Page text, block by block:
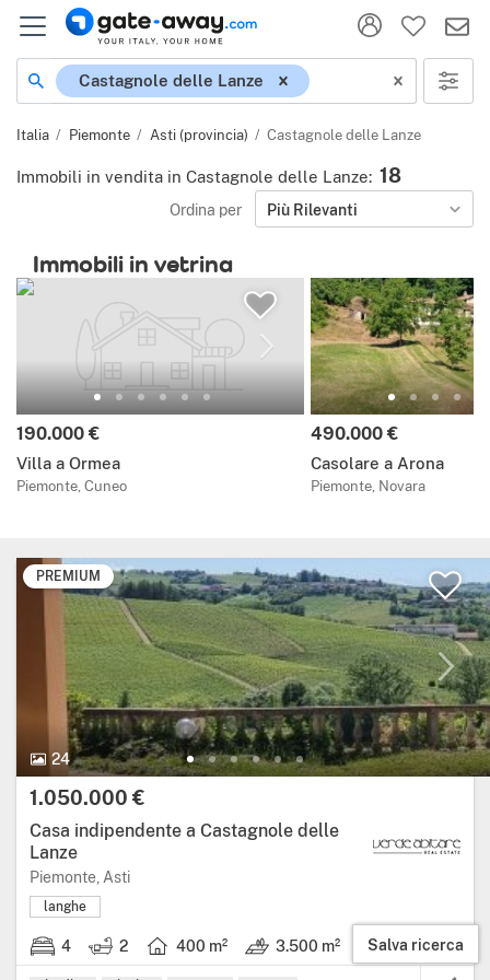
Località
Castagnole delle Lanze
Italia Piemonte Asti (provincia) Castagnole delle Lanze
Immobili in vendita in Castagnole delle Lanze: 18
Ordina per Più Rilevanti
Immobili in vetrina
Prezzo:
190.000 €
Villa a Ormea
Piemonte, Cuneo
Prezzo:
490.000 €
Casolare a Arona
Piemonte, Novara
PREMIUM
24
24 Foto.
Prezzo:
1.050.000 €
Casa indipendente a Castagnole delle
Lanze
Piemonte, AstiRegione: Piemonte, provincia: Asti.
langhe
4
4 stanze da letto.
2
2 bagni. 400 m²
Superficie abitabile: 400 metri quadrati.
3.500 m²
Terreno: 3.500 m².
Salva ricerca